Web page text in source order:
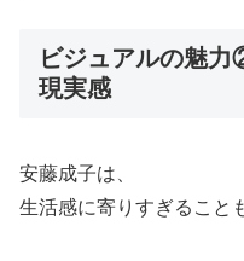
ビジュアルの魅
現実感
安藤成子は、
生活感に寄りすぎること